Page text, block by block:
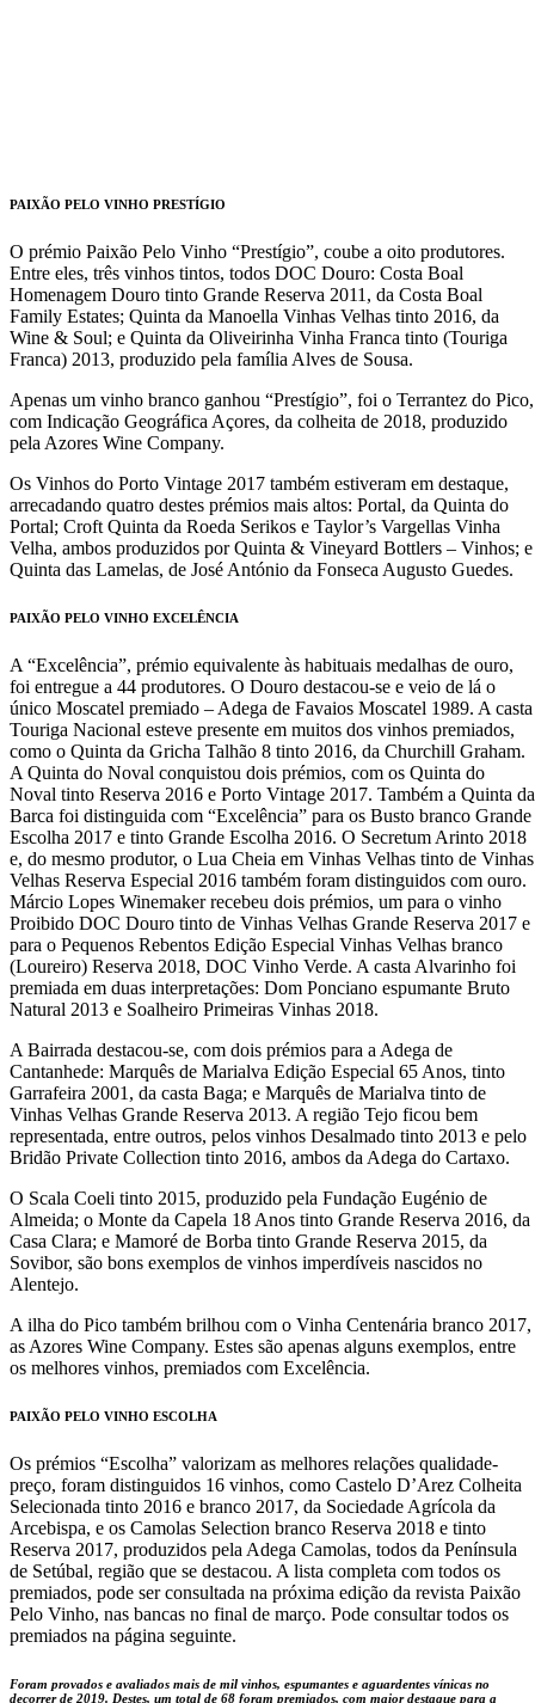
PAIXÃO PELO VINHO PRESTÍGIO
O prémio Paixão Pelo Vinho “Prestígio”, coube a oito produtores.
Entre eles, três vinhos tintos, todos DOC Douro: Costa Boal
Homenagem Douro tinto Grande Reserva 2011, da Costa Boal
Family Estates; Quinta da Manoella Vinhas Velhas tinto 2016, da
Wine & Soul; e Quinta da Oliveirinha Vinha Franca tinto (Touriga
Franca) 2013, produzido pela família Alves de Sousa.
Apenas um vinho branco ganhou “Prestígio”, foi o Terrantez do Pico,
com Indicação Geográfica Açores, da colheita de 2018, produzido
pela Azores Wine Company.
Os Vinhos do Porto Vintage 2017 também estiveram em destaque,
arrecadando quatro destes prémios mais altos: Portal, da Quinta do
Portal; Croft Quinta da Roeda Serikos e Taylor’s Vargellas Vinha
Velha, ambos produzidos por Quinta & Vineyard Bottlers – Vinhos; e
Quinta das Lamelas, de José António da Fonseca Augusto Guedes.
PAIXÃO PELO VINHO EXCELÊNCIA
A “Excelência”, prémio equivalente às habituais medalhas de ouro,
foi entregue a 44 produtores. O Douro destacou-se e veio de lá o
único Moscatel premiado – Adega de Favaios Moscatel 1989. A casta
Touriga Nacional esteve presente em muitos dos vinhos premiados,
como o Quinta da Gricha Talhão 8 tinto 2016, da Churchill Graham.
A Quinta do Noval conquistou dois prémios, com os Quinta do
Noval tinto Reserva 2016 e Porto Vintage 2017. Também a Quinta da
Barca foi distinguida com “Excelência” para os Busto branco Grande
Escolha 2017 e tinto Grande Escolha 2016. O Secretum Arinto 2018
e, do mesmo produtor, o Lua Cheia em Vinhas Velhas tinto de Vinhas
Velhas Reserva Especial 2016 também foram distinguidos com ouro.
Márcio Lopes Winemaker recebeu dois prémios, um para o vinho
Proibido DOC Douro tinto de Vinhas Velhas Grande Reserva 2017 e
para o Pequenos Rebentos Edição Especial Vinhas Velhas branco
(Loureiro) Reserva 2018, DOC Vinho Verde. A casta Alvarinho foi
premiada em duas interpretações: Dom Ponciano espumante Bruto
Natural 2013 e Soalheiro Primeiras Vinhas 2018.
A Bairrada destacou-se, com dois prémios para a Adega de
Cantanhede: Marquês de Marialva Edição Especial 65 Anos, tinto
Garrafeira 2001, da casta Baga; e Marquês de Marialva tinto de
Vinhas Velhas Grande Reserva 2013. A região Tejo ficou bem
representada, entre outros, pelos vinhos Desalmado tinto 2013 e pelo
Bridão Private Collection tinto 2016, ambos da Adega do Cartaxo.
O Scala Coeli tinto 2015, produzido pela Fundação Eugénio de
Almeida; o Monte da Capela 18 Anos tinto Grande Reserva 2016, da
Casa Clara; e Mamoré de Borba tinto Grande Reserva 2015, da
Sovibor, são bons exemplos de vinhos imperdíveis nascidos no
Alentejo.
A ilha do Pico também brilhou com o Vinha Centenária branco 2017,
as Azores Wine Company. Estes são apenas alguns exemplos, entre
os melhores vinhos, premiados com Excelência.
PAIXÃO PELO VINHO ESCOLHA
Os prémios “Escolha” valorizam as melhores relações qualidade-
preço, foram distinguidos 16 vinhos, como Castelo D’Arez Colheita
Selecionada tinto 2016 e branco 2017, da Sociedade Agrícola da
Arcebispa, e os Camolas Selection branco Reserva 2018 e tinto
Reserva 2017, produzidos pela Adega Camolas, todos da Península
de Setúbal, região que se destacou. A lista completa com todos os
premiados, pode ser consultada na próxima edição da revista Paixão
Pelo Vinho, nas bancas no final de março. Pode consultar todos os
premiados na página seguinte.
Foram provados e avaliados mais de mil vinhos, espumantes e aguardentes vínicas no
decorrer de 2019. Destes, um total de 68 foram premiados, com maior destaque para a